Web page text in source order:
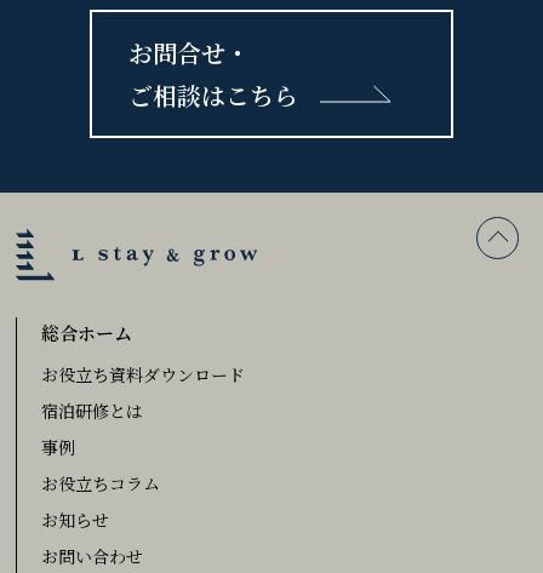
お問合せ・
ご相談はこちら
総合ホーム
お役立ち資料ダウンロード
宿泊研修とは
事例
お役立ちコラム
お知らせ
お問い合わせ